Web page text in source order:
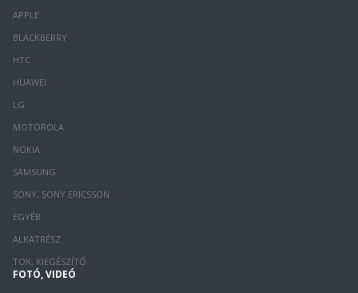
APPLE
BLACKBERRY
HTC
HUAWEI
LG
MOTOROLA
NOKIA
SAMSUNG
SONY, SONY ERICSSON
EGYÉB
ALKATRÉSZ
TOK, KIEGÉSZÍTŐ
FOTÓ, VIDEÓ